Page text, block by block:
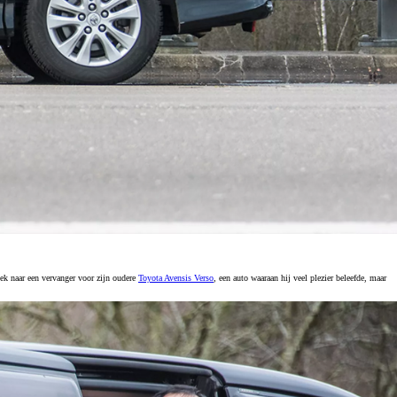
naar een vervanger voor zijn oudere Toyota Avensis Verso , een auto waaraan hij veel plezier beleefde, maar